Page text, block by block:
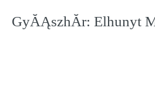
GyĂĄszhĂ­r: Elhunyt